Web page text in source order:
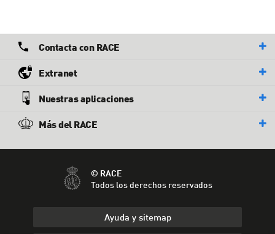
Contacta con RACE
Extranet
Nuestras aplicaciones
Más del RACE
© RACE
Todos los derechos reservados
Ayuda y sitemap